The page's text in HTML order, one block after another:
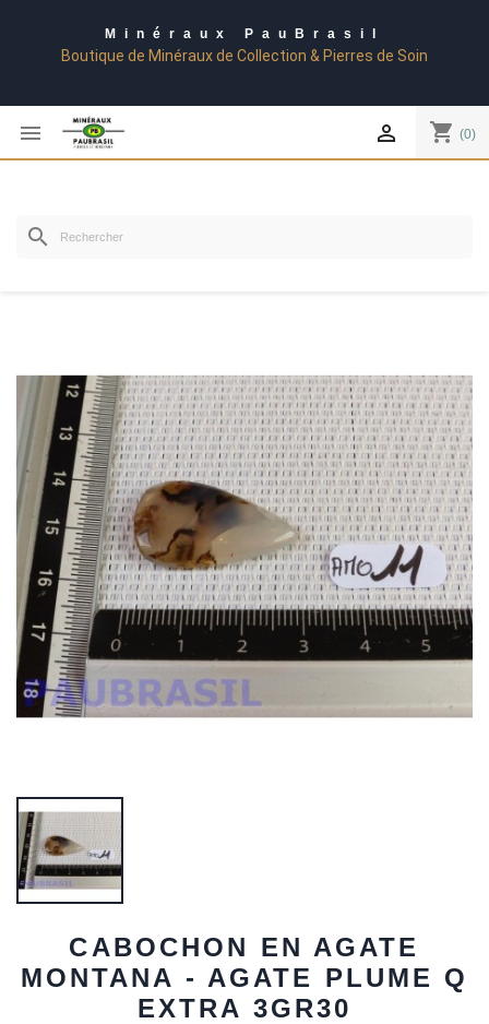
Minéraux PauBrasil
Boutique de Minéraux de Collection & Pierres de Soin
 shopping_cart (0)

search
CABOCHON EN AGATE
MONTANA - AGATE PLUME Q
EXTRA 3GR30